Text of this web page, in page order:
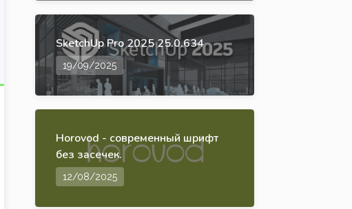
SketchUp Pro 2025 25.0.634
19/09/2025
Horovod - современный шрифт
без засечек.
12/08/2025